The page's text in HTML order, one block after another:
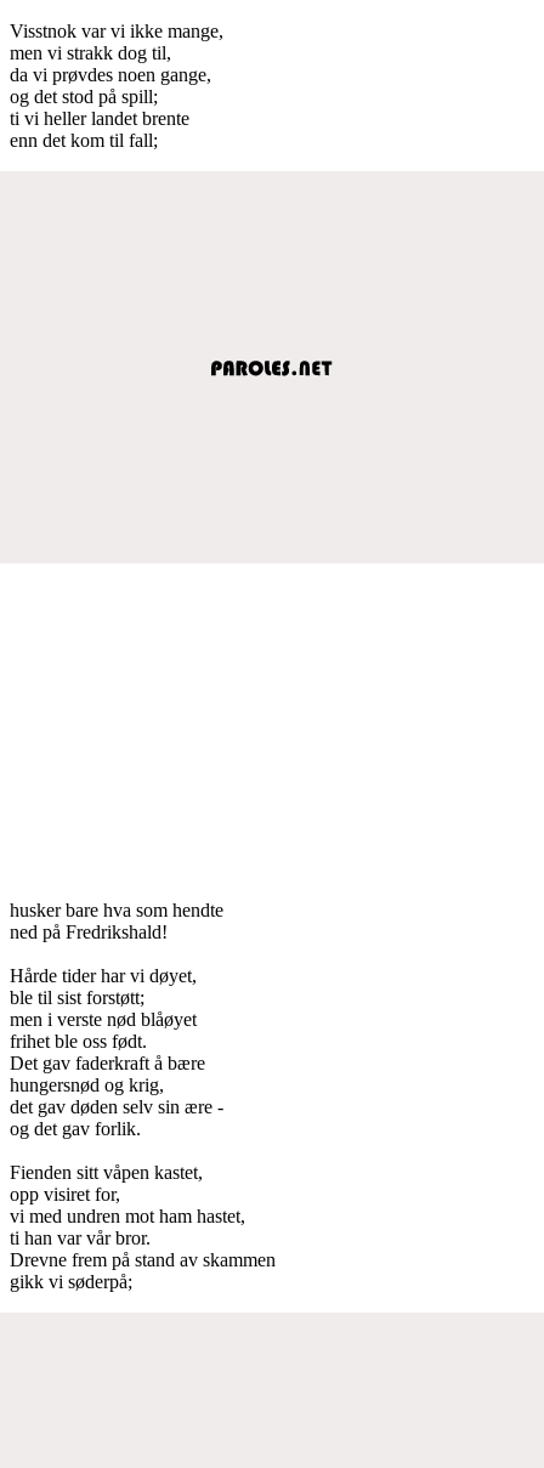
Visstnok var vi ikke mange,
men vi strakk dog til,
da vi prøvdes noen gange,
og det stod på spill;
ti vi heller landet brente
enn det kom til fall;
husker bare hva som hendte
ned på Fredrikshald!
Hårde tider har vi døyet,
ble til sist forstøtt;
men i verste nød blåøyet
frihet ble oss født.
Det gav faderkraft å bære
hungersnød og krig,
det gav døden selv sin ære -
og det gav forlik.
Fienden sitt våpen kastet,
opp visiret for,
vi med undren mot ham hastet,
ti han var vår bror.
Drevne frem på stand av skammen
gikk vi søderpå;